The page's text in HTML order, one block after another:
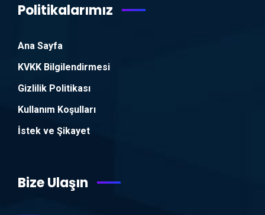
Politikalarımız
Ana Sayfa
KVKK Bilgilendirmesi
Gizlilik Politikası
Kullanım Koşulları
İstek ve Şikayet
Bize Ulaşın